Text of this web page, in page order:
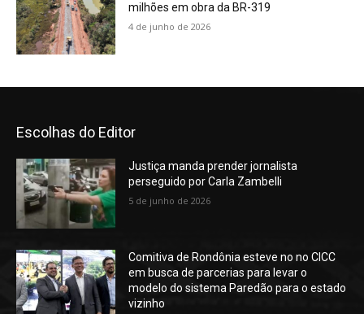
milhões em obra da BR-319
4 de junho de 2026
Escolhas do Editor
Justiça manda prender jornalista
perseguido por Carla Zambelli
5 de junho de 2026
Comitiva de Rondônia esteve no no CICC
em busca de parcerias para levar o
modelo do sistema Paredão para o estado
vizinho